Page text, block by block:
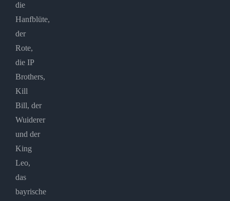
die
Hanfblüte,
der
Rote,
die IP
Brothers,
Kill
Bill, der
Wuiderer
und der
King
Leo,
das
bayrische